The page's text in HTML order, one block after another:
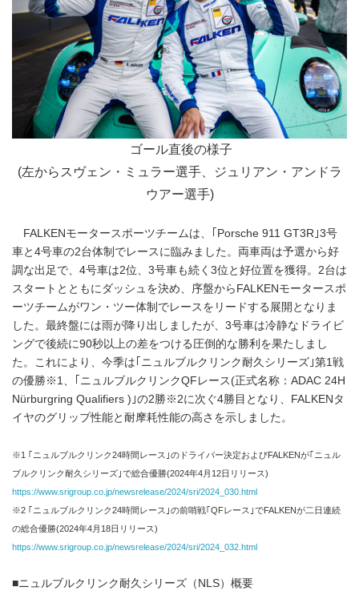
ゴール直後の様子
(左からスヴェン・ミュラー選手、ジュリアン・アンドラ
ウアー選手)
FALKENモータースポーツチームは、｢Porsche 911 GT3R｣3号
車と4号車の2台体制でレースに臨みました。両車両は予選から好
調な出足で、4号車は2位、3号車も続く3位と好位置を獲得。2台は
スタートとともにダッシュを決め、序盤からFALKENモータースポ
ーツチームがワン・ツー体制でレースをリードする展開となりま
した。最終盤には雨が降り出しましたが、3号車は冷静なドライビ
ングで後続に90秒以上の差をつける圧倒的な勝利を果たしまし
た。これにより、今季は｢ニュルブルクリンク耐久シリーズ｣第1戦
の優勝※1、｢ニュルブルクリンクQFレース(正式名称：ADAC 24H
Nürburgring Qualifiers )｣の2勝※2に次ぐ4勝目となり、FALKENタ
イヤのグリップ性能と耐摩耗性能の高さを示しました。
※1 ｢ニュルブルクリンク24時間レース｣のドライバー決定およびFALKENが｢ニュル
ブルクリンク耐久シリーズ｣で総合優勝(2024年4月12日リリース)
https://www.srigroup.co.jp/newsrelease/2024/sri/2024_030.html
※2 ｢ニュルブルクリンク24時間レース｣の前哨戦｢QFレース｣でFALKENが二日連続
の総合優勝(2024年4月18日リリース)
https://www.srigroup.co.jp/newsrelease/2024/sri/2024_032.html
■ニュルブルクリンク耐久シリーズ（NLS）概要